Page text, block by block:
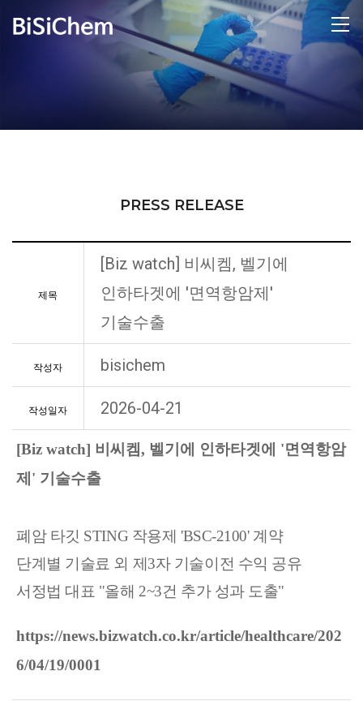
PRESS RELEASE
제목
[Biz watch] 비씨켐, 벨기에
인하타겟에 '면역항암제'
기술수출
작성자 bisichem
작성일자 2026-04-21
[Biz watch] 비씨켐, 벨기에 인하타겟에 '면역항암
제' 기술수출
폐암 타깃 STING 작용제 'BSC-2100' 계약
단계별 기술료 외 제3자 기술이전 수익 공유
서정법 대표 "올해 2~3건 추가 성과 도출"
https://news.bizwatch.co.kr/article/healthcare/202
6/04/19/0001